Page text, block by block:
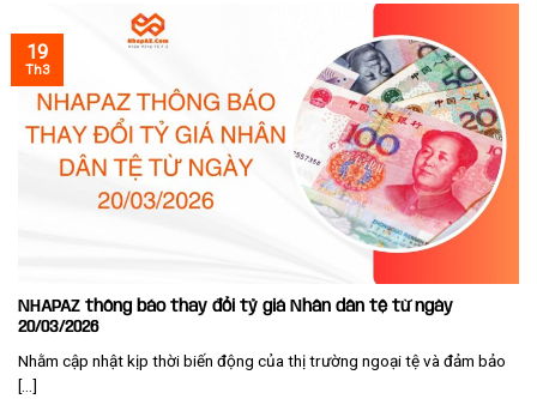
NHAPAZ thông báo thay đổi tỷ giá Nhân dân tệ từ ngày
20/03/2026
Nhằm cập nhật kịp thời biến động của thị trường ngoại tệ và đảm bảo
[...]
19
Th3